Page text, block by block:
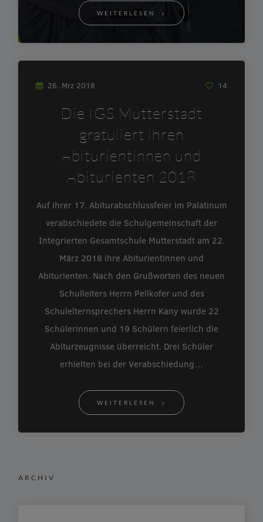
WEITERLESEN
26. Mrz 2018 14
Die IGS Mutterstadt
gratuliert ihren
Abiturientinnen und
Abiturienten 2018
Auf ihrer 17. Abiturabschlussfeier im Palatinum
verabschiedete die Schulgemeinschaft der
Integrierten Gesamtschule Mutterstadt am 22.
März 2018 ihre Abiturientinnen und
Abiturienten. Nach den Grußworten des neuen
Schulleiters Herrn Pellkofer und des
Schulelternsprechers Herrn Kany wurde 22
Schülerinnen und 19 Schülern feierlich die
Abiturzeugnisse überreicht. Drei Schüler
erhielten bei der Verabschiedung…
WEITERLESEN
ARCHIV